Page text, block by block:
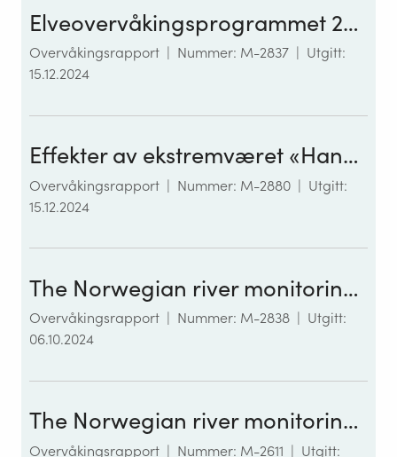
Elveovervåkingsprogrammet 2023: Klassifisering av økologisk og kjemisk tilstand i norske elver i tråd med vannforskriften
Overvåkingsrapport Nummer: M-2837
Utgitt:
15.12.2024
Effekter av ekstremværet «Hans» på elver og fjorder
Overvåkingsrapport | Nummer: M-2880 | Utgitt:
15.12.2024
The Norwegian river monitoring programme 2023: Water quality status and trends
Overvåkingsrapport Nummer: M-2838
Utgitt:
06.10.2024
The Norwegian river monitoring programme 2022: Water quality status and trends
Overvåkingsrapport | Nummer: M-2611 | Utgitt: